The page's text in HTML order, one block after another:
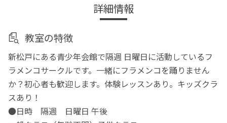
詳細情報
教室の特徴
新松戸にある青少年会館で隔週 日曜日に活動しているフ
ラメンコサークルです。一緒にフラメンコを踊りません
か？初心者も歓迎します。体験レッスンあり。キッズクラ
スあり！
●日時 隔週 日曜日 午後